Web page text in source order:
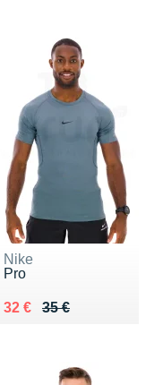
Nike
Pro
35 €
Au lieu de 35 €
32 €
Vendu 32 €